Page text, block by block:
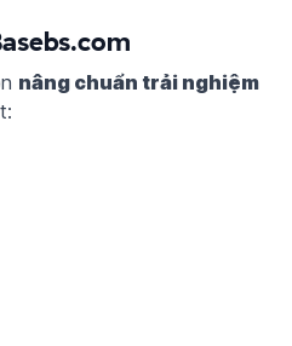
nâng chuẩn trải nghiệm